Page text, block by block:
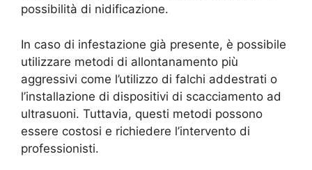
possibilità di nidificazione.
In caso di infestazione già presente, è possibile
utilizzare metodi di allontanamento più
aggressivi come l’utilizzo di falchi addestrati o
l’installazione di dispositivi di scacciamento ad
ultrasuoni. Tuttavia, questi metodi possono
essere costosi e richiedere l’intervento di
professionisti.